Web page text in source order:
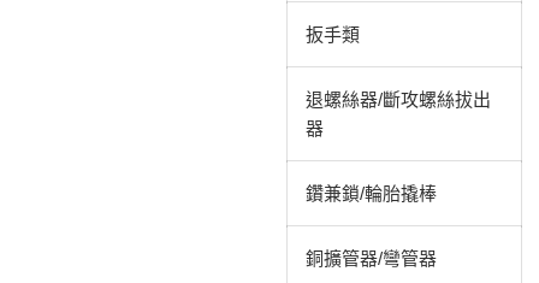
扳手類
退螺絲器/斷攻螺絲拔出
器
鑽兼鎖/輪胎撬棒
銅擴管器/彎管器